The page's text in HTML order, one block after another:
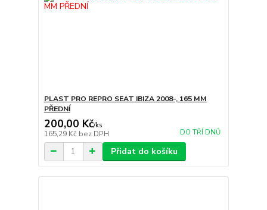
PLAST PRO REPRO SEAT IBIZA 2008-, 165 MM
PŘEDNÍ
200,00 Kč/ks
165,29 Kč bez DPH DO TŘÍ DNŮ
Přidat do košíku